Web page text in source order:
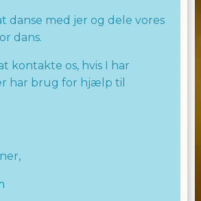
danse med jer og dele vores
dans.
kontakte os, hvis I har
har brug for hjælp til